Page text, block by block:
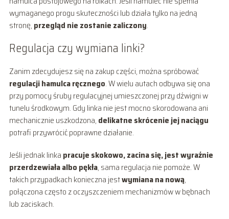
wymaganego progu skuteczności lub działa tylko na jedną
stronę, przegląd nie zostanie zaliczony.
Regulacja czy wymiana linki?
Zanim zdecydujesz się na zakup części, można spróbować
regulacji hamulca ręcznego. W wielu autach odbywa się ona
przy pomocy śruby regulacyjnej umieszczonej przy dźwigni w
tunelu środkowym. Gdy linka nie jest mocno skorodowana ani
mechanicznie uszkodzona, delikatne skrócenie jej naciągu
potrafi przywrócić poprawne działanie.
Jeśli jednak linka pracuje skokowo, zacina się, jest wyraźnie
przerdzewiała albo pękła, sama regulacja nie pomoże. W
takich przypadkach konieczna jestwymiana na nową,
połączona często z oczyszczeniem mechanizmów w bębnach
lub zaciskach.